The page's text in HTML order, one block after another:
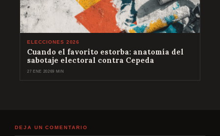
ELECCIONES 2026
Cuando el favorito estorba: anatomía del
sabotaje electoral contra Cepeda
27 ENE 20269 MIN
DEJA UN COMENTARIO